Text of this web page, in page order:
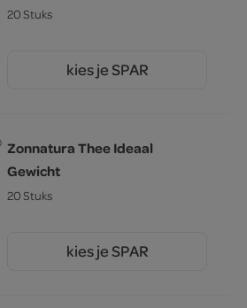
20 Stuks
kies je SPAR
Zonnatura Thee Ideaal
Gewicht
20 Stuks
kies je SPAR